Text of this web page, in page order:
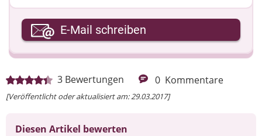
3 Bewertungen 0 Kommentare
[Veröffentlicht oder aktualisiert am: 29.03.2017]
Diesen Artikel bewerten
Ihre E-Mail-Adresse
Ihre Nachricht
E-Mail schreiben